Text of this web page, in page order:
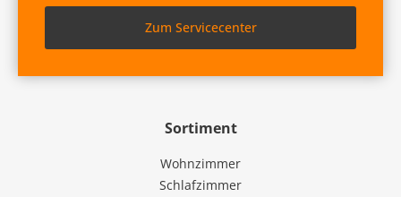
Sortiment
Wohnzimmer
Schlafzimmer
Zum Servicecenter